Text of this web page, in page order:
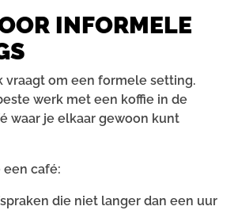
INFORMELE
vraagt om een formele setting.
werk met een koffie in de
waar je elkaar gewoon kunt
een café:
die niet langer dan een uur